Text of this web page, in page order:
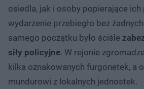
osiedla, jak i osoby popierające ich
wydarzenie przebiegło bez
samego początku było ściśle
siły policyjne. W rejonie
kilka oznakowanych furgonetek, a
mundurowi z lokalnych jednostek.